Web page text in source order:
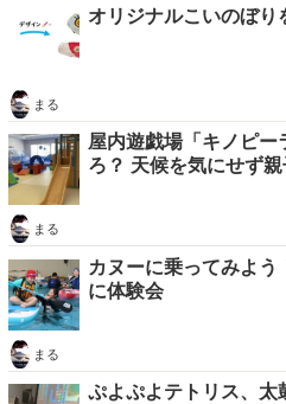
オリジナルこいのぼ
まる
屋内遊戯場「キノピー
ろ？ 天候を気にせず
まる
カヌーに乗ってみよ
に体験会
まる
ぷよぷよテトリス、